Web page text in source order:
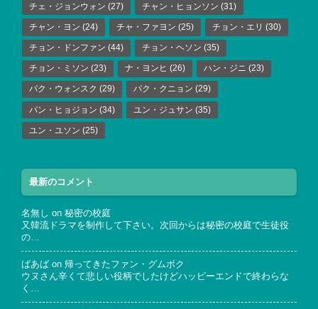
チェ・ジョンウォン (27) チャン・ヒョンソン (31)
チャン・ヨン (24) チャ・ファヨン (25) チョン・エリ (30)
チョン・ドンファン (44) チョン・ヘソン (35)
チョン・ミソン (23) ナ・ヨンヒ (26) ハン・ジニ (23)
パク・ウォンスク (29) パク・クニョン (29)
パン・ヒョジョン (34) ユン・ジュサン (35)
ユン・ユソン (25)
最新のコメント
名無し on 秘密の校庭
又韓流ドラマを制作して下さい。次回からは秘密の校庭で生徒役
の…
ばあば on 帰ってきたファン・グムボク
ウヌさん辛くて悲しい役柄でしたけどハッピーエンドで終わらな
く…